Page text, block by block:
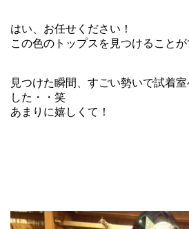
はい、お任せください！
この色のトップスを見つけることが
見つけた瞬間、すごい勢いで試着
した・・笑
あまりに嬉しくて！